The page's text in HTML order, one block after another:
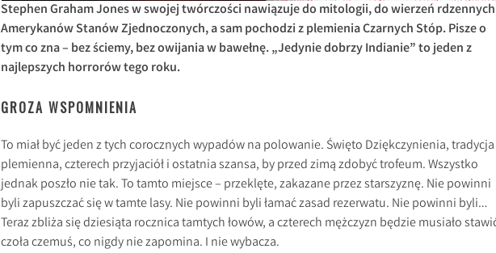
Stephen Graham Jones w swojej twórczości nawiązuje do mitologii, do wierzeń rdzennych
Amerykanów Stanów Zjednoczonych, a sam pochodzi z plemienia Czarnych Stóp. Pisze o
tym co zna – bez ściemy, bez owijania w bawełnę. „Jedynie dobrzy Indianie” to jeden z
najlepszych horrorów tego roku.
GROZA WSPOMNIENIA
To miał być jeden z tych corocznych wypadów na polowanie. Święto Dziękczynienia, tradycja
plemienna, czterech przyjaciół i ostatnia szansa, by przed zimą zdobyć trofeum. Wszystko
jednak poszło nie tak. To tamto miejsce – przeklęte, zakazane przez starszyznę. Nie powinni
byli zapuszczać się w tamte lasy. Nie powinni byli łamać zasad rezerwatu. Nie powinni byli…
Teraz zbliża się dziesiąta rocznica tamtych łowów, a czterech mężczyzn będzie musiało
czoła czemuś, co nigdy nie zapomina. I nie wybacza.